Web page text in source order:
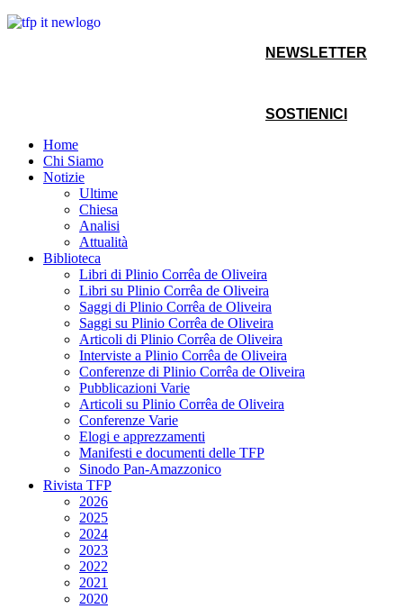
NEWSLETTER
SOSTIENICI
Home
Chi Siamo
Notizie
Ultime
Chiesa
Analisi
Attualità
Biblioteca
Libri di Plinio Corrêa de Oliveira
Libri su Plinio Corrêa de Oliveira
Saggi di Plinio Corrêa de Oliveira
Saggi su Plinio Corrêa de Oliveira
Articoli di Plinio Corrêa de Oliveira
Interviste a Plinio Corrêa de Oliveira
Conferenze di Plinio Corrêa de Oliveira
Pubblicazioni Varie
Articoli su Plinio Corrêa de Oliveira
Conferenze Varie
Elogi e apprezzamenti
Manifesti e documenti delle TFP
Sinodo Pan-Amazzonico
Rivista TFP
2026
2025
2024
2023
2022
2021
2020